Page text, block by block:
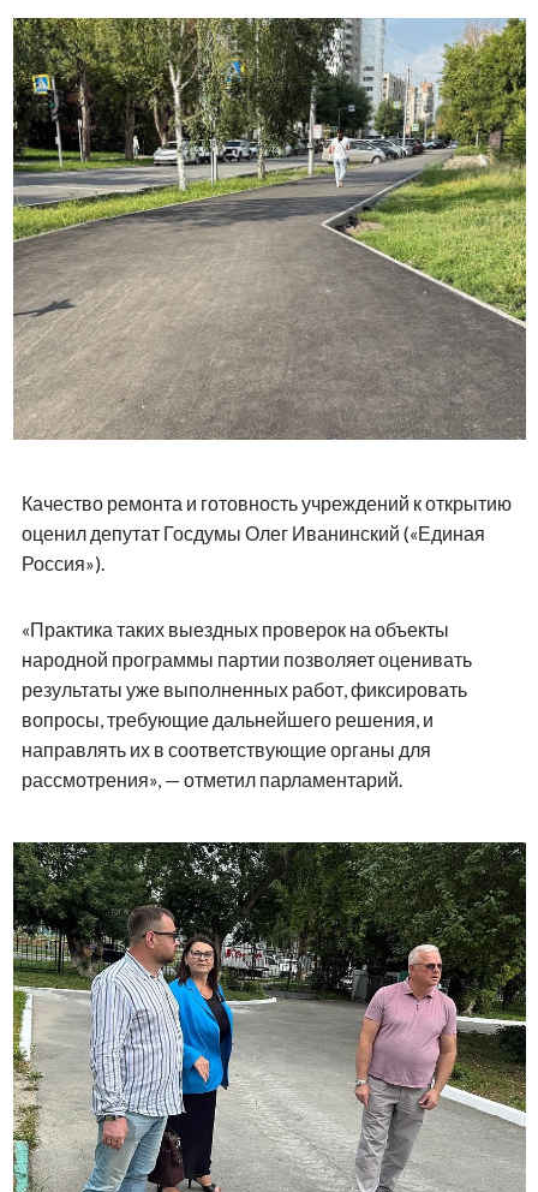
Качество ремонта и готовность учреждений к открытию
оценил депутат Госдумы Олег Иванинский («Единая
Россия»).
«Практика таких выездных проверок на объекты
народной программы партии позволяет оценивать
результаты уже выполненных работ, фиксировать
вопросы, требующие дальнейшего решения, и
направлять их в соответствующие органы для
рассмотрения», — отметил парламентарий.